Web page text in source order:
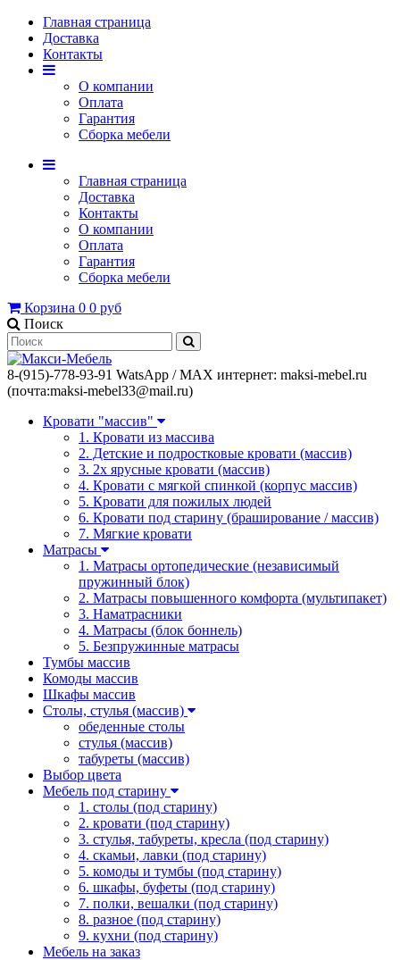
Главная страница
Доставка
Контакты
О компании
Оплата
Гарантия
Сборка мебели
Главная страница
Доставка
Контакты
О компании
Оплата
Гарантия
Сборка мебели
Корзина 0 0 руб
Поиск
8-(915)-778-93-91 WatsАpp / МАХ интернет: maksi-mebel.ru
(почта:maksi-mebel33@mail.ru)
Кровати "массив"
1. Кровати из массива
2. Детские и подростковые кровати (массив)
3. 2х ярусные кровати (массив)
4. Кровати с мягкой спинкой (корпус массив)
5. Кровати для пожилых людей
6. Кровати под старину (браширование / массив)
7. Мягкие кровати
Матрасы
1. Матрасы ортопедические (независимый
пружинный блок)
2. Матрасы повышенного комфорта (мультипакет)
3. Наматрасники
4. Матрасы (блок боннель)
5. Безпружинные матрасы
Тумбы массив
Комоды массив
Шкафы массив
Столы, стулья (массив)
обеденные столы
стулья (массив)
табуреты (массив)
Выбор цвета
Мебель под старину
1. столы (под старину)
2. кровати (под старину)
3. стулья, табуреты, кресла (под старину)
4. скамьи, лавки (под старину)
5. комоды и тумбы (под старину)
6. шкафы, буфеты (под старину)
7. полки, вешалки (под старину)
8. разное (под старину)
9. кухни (под старину)
Мебель на заказ